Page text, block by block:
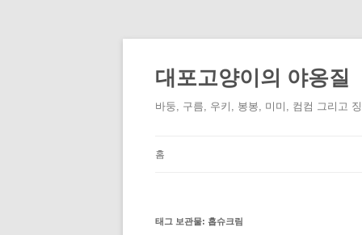
로
너
뛰
대포고양이의 야옹질
바둥, 구름, 우키, 봉봉, 미미, 컴컴 그리고
홈
태그 보관물: 홉슈크림